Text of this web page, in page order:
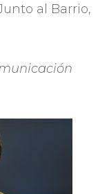
al Barrio,